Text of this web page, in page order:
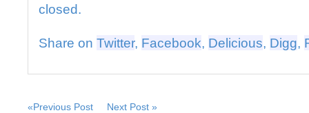
は
closed.
Share on Twitter, Facebook, Delicious, Digg,
«Previous Post Next Post »